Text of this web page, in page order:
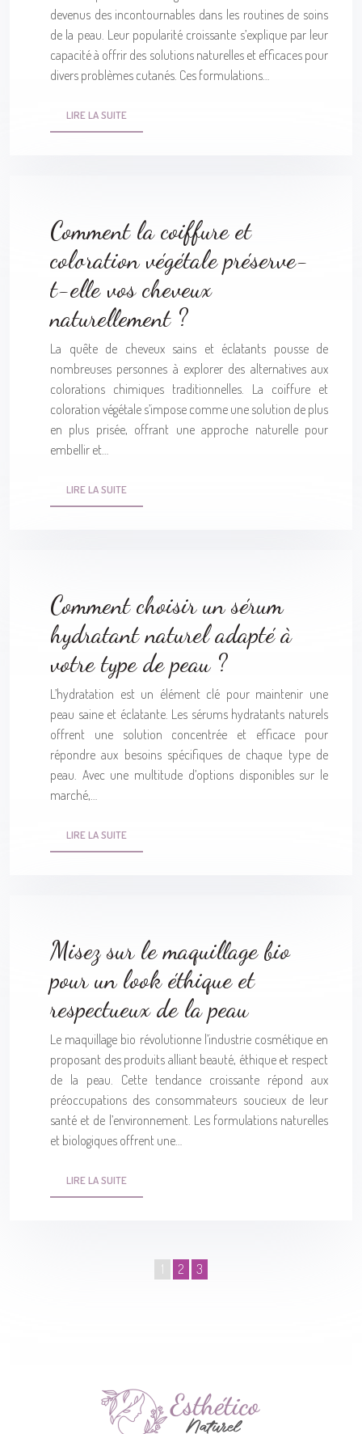
devenus des incontournables dans les routines de soins
de la peau. Leur popularité croissante s’explique par leur
capacité à offrir des solutions naturelles et efficaces pour
divers problèmes cutanés. Ces formulations…
LIRE LA SUITE
Comment la coiffure et
coloration végétale préserve-
t-elle vos cheveux
naturellement ?
La quête de cheveux sains et éclatants pousse de
nombreuses personnes à explorer des alternatives aux
colorations chimiques traditionnelles. La coiffure et
coloration végétale s’impose comme une solution de plus
en plus prisée, offrant une approche naturelle pour
embellir et…
LIRE LA SUITE
Comment choisir un sérum
hydratant naturel adapté à
votre type de peau ?
L’hydratation est un élément clé pour maintenir une
peau saine et éclatante. Les sérums hydratants naturels
offrent une solution concentrée et efficace pour
répondre aux besoins spécifiques de chaque type de
peau. Avec une multitude d’options disponibles sur le
marché,…
LIRE LA SUITE
Misez sur le maquillage bio
pour un look éthique et
respectueux de la peau
Le maquillage bio révolutionne l’industrie cosmétique en
proposant des produits alliant beauté, éthique et respect
de la peau. Cette tendance croissante répond aux
préoccupations des consommateurs soucieux de leur
santé et de l’environnement. Les formulations naturelles
et biologiques offrent une…
LIRE LA SUITE
1 2 3